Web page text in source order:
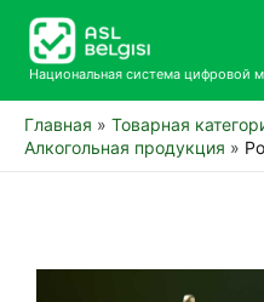
Перейти
содержимому
Национальная система цифровой
Главная
Товарная
Алкогольная продукция